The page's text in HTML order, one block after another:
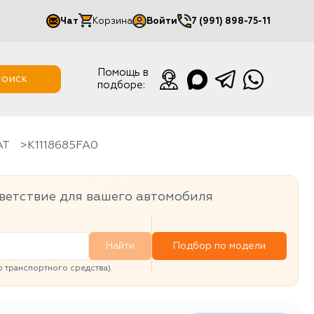
Чат Корзина Войти
Мой кабинет
7 (991) 898-75-11
Помощь в
подборе:
K1118685FA0
для вашего автомобиля
Найти
средства).
Подбор по модели